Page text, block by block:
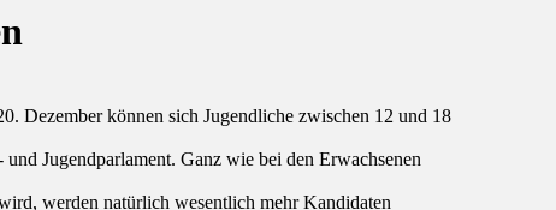
Dezember können sich Jugendliche zwischen 12 und 18
Jugendparlament. Ganz wie bei den Erwachsenen
werden natürlich wesentlich mehr Kandidaten